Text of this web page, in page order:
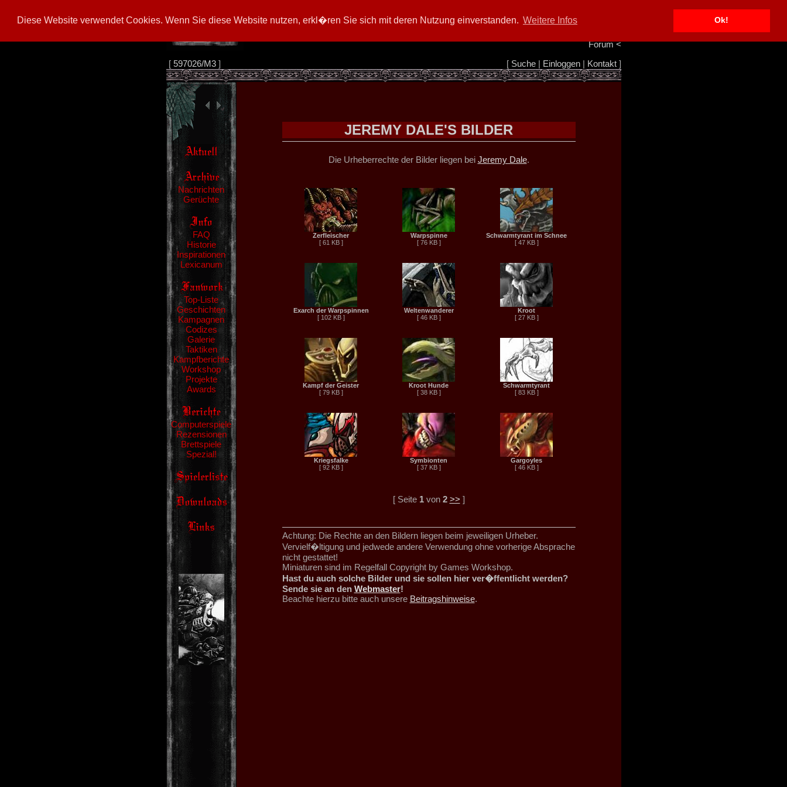
Diese Website verwendet Cookies. Wenn Sie diese Website nutzen, erkl�ren Sie sich mit deren Nutzung einverstanden. Weitere Infos Ok!
Info/Impressum
Forum<
[ 597026/M3] [ Suche| Einloggen| Kontakt]
Nachrichten
Gerüchte
FAQ
Historie
Inspirationen
Lexicanum
Top-Liste
Geschichten
Kampagnen
Codizes
Galerie
Taktiken
Kampfberichte
Workshop
Projekte
Awards
Computerspiele
Rezensionen
Brettspiele
Spezial!
JEREMY DALE'S BILDER
Die Urheberrechte der Bilder liegen bei Jeremy Dale.
Zerfleischer
[ 61 KB ]
Warpspinne
[ 76 KB ]
Schwarmtyrant im Schnee
[ 47 KB ]
Exarch der Warpspinnen
[ 102 KB ]
Weltenwanderer
[ 46 KB ]
Kroot
[ 27 KB ]
Kampf der Geister
[ 79 KB ]
Kroot Hunde
[ 38 KB ]
Schwarmtyrant
[ 83 KB ]
Kriegsfalke
[ 92 KB ]
Symbionten
[ 37 KB ]
Gargoyles
[ 46 KB ]
[ Seite 1von 2 >> ]
Achtung: Die Rechte an den Bildern liegen beim jeweiligen Urheber.
Vervielf�ltigung und jedwede andere Verwendung ohne vorherige Absprache
nicht gestattet!
Miniaturen sind im Regelfall Copyright by Games Workshop.
Hast du auch solche Bilder und sie sollen hier ver�ffentlicht werden?
Sende sie an den Webmaster!
Beachte hierzu bitte auch unsere Beitragshinweise.